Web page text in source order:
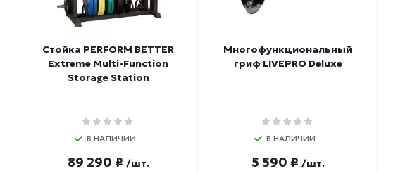
Стойка PERFORM BETTER
Extreme Multi-Function
Storage Station
В НАЛИЧИИ
89 290 ₽ /шт.
Многофункциональный
гриф LIVEPRO Deluxe
В НАЛИЧИИ
5 590 ₽ /шт.